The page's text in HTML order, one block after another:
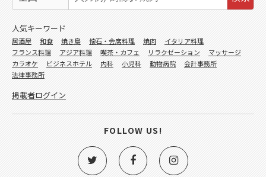
人気キーワード
居酒屋 和食 焼き鳥 懐石・会席料理 焼肉
イタリア料理
フランス料理
アジア料理 喫茶・カフェ リラクゼーション
マッサージ
カラオケ
ビジネスホテル 内科 小児科 動物病院
会計事務所
法律事務所
掲載者ログイン
FOLLOW US!